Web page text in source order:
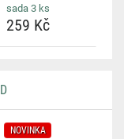
sada 3 ks
259 Kč
NOVINKA